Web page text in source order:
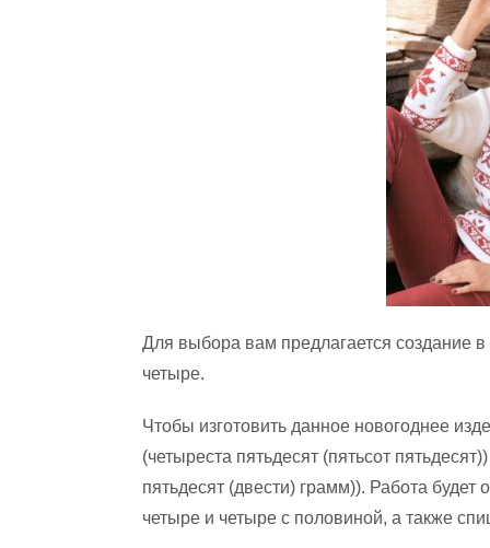
Для выбора вам предлагается создание
четыре.
Чтобы изготовить данное новогоднее
(четыреста пятьдесят (пятьсот
пятьдесят (двести) грамм)). Работа
четыре и четыре с половиной, а также